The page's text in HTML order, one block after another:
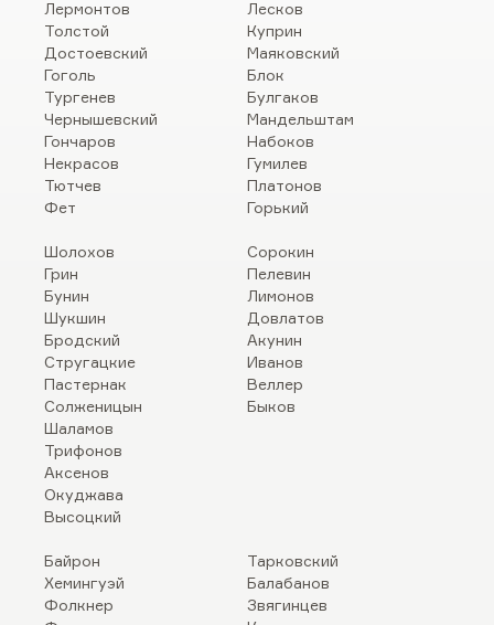
Лермонтов
Толстой
Достоевский
Гоголь
Тургенев
Чернышевский
Гончаров
Некрасов
Тютчев
Фет
Лесков
Куприн
Маяковский
Блок
Булгаков
Мандельштам
Набоков
Гумилев
Платонов
Горький
Шолохов
Грин
Бунин
Шукшин
Бродский
Стругацкие
Пастернак
Солженицын
Шаламов
Трифонов
Аксенов
Окуджава
Высоцкий
Сорокин
Пелевин
Лимонов
Довлатов
Акунин
Иванов
Веллер
Быков
Байрон
Хемингуэй
Фолкнер
Тарковский
Балабанов
Звягинцев